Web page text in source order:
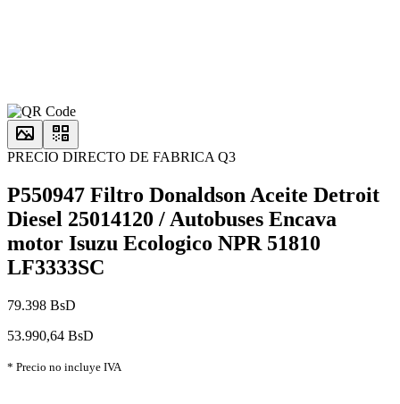
PRECIO DIRECTO DE FABRICA Q3
P550947 Filtro Donaldson Aceite Detroit
Diesel 25014120 / Autobuses Encava
motor Isuzu Ecologico NPR 51810
LF3333SC
79.398 BsD
53.990,64 BsD
* Precio no incluye IVA